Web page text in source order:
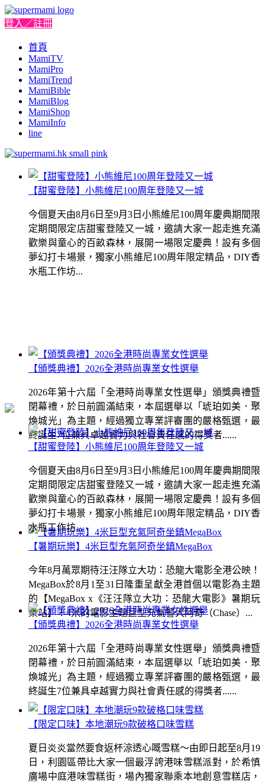
登入／註冊
首頁
MamiTV
MamiPro
MamiTrend
MamiBible
MamiBlog
MamiShop
MamiInfo
line
【甜蜜登陸】小熊維尼100周年登陸又一城
今個夏天由8月6日至9月3日小熊維尼100周年慶典期間限
定期間限定店甜蜜登陸又一城，邀請大家一起走進充滿
歡樂與童心的百畝森林，展開一場限定慶典！設有多個
夢幻打卡場景，獨家小熊維尼100周年限定精品，DIY香
水瓶工作坊...
【頒獎典禮】2026全港時尚專業女性選舉
2026年第十六屆「全港時尚專業女性選舉」頒獎典禮暨
閉幕禮，於日前圓滿結束，本屆選舉以「琥珀如美．聚
煥城光」為主題，經過獨立專業評審團的嚴格甄選，最
終誕生7位兼具卓越實力與社會責任感的得獎者......
【暑期玩樂】4米巨型充氣阿奇坐鎮MegaBox
今年8月萬眾期待汪汪隊立大功：恐龍大電影全港公映！
MegaBox於8月1至31日隆重呈獻全港首個以電影為主題
的【MegaBox x《汪汪隊立大功：恐龍大電影》暑期玩
樂站】！4米的電影主題巨型充氣警犬阿奇（Chase）...
【限定口味】本地潮玩9款破格口味雪糕
夏日炎炎當然要食返杯涼透心嘅雪糕～由即日起至8月19
日，利園區帶比大家一個最浮誇港味雪糕派對，於希慎
廣場中庭港味雪糕街，場內獨家聯乘本地創意雪糕店，
【甜蜜登陸】小熊維尼100周年登陸又一城
今個夏天由8月6日至9月3日小熊維尼100周年慶典期間限
定期間限定店甜蜜登陸又一城，邀請大家一起走進充滿
歡樂與童心的百畝森林，展開一場限定慶典！設有多個
夢幻打卡場景，獨家小熊維尼100周年限定精品，DIY香
水瓶工作坊...
【頒獎典禮】2026全港時尚專業女性選舉
2026年第十六屆「全港時尚專業女性選舉」頒獎典禮暨
閉幕禮，於日前圓滿結束，本屆選舉以「琥珀如美．聚
煥城光」為主題，經過獨立專業評審團的嚴格甄選，最
終誕生7位兼具卓越實力與社會責任感的得獎者......